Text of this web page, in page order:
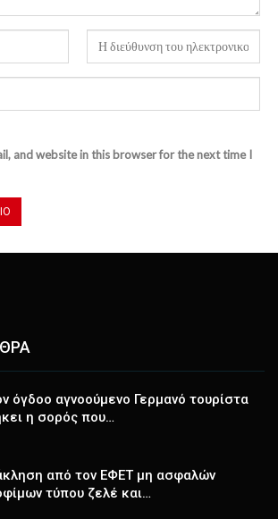
and website in this browser for the next time I
όγδοο αγνοούμενο Γερμανό τουρίστα
η σορός που…
από τον ΕΦΕΤ μη ασφαλών
τύπου ζελέ και…